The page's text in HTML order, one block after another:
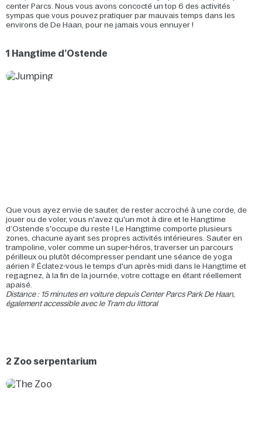
center Parcs. Nous vous avons concocté un top 6 des activités
sympas que vous pouvez pratiquer par mauvais temps dans les
environs de De Haan, pour ne jamais vous ennuyer !
1 Hangtime d’Ostende
Que vous ayez envie de sauter, de rester accroché à une corde, de
jouer ou de voler, vous n'avez qu'un mot à dire et le Hangtime
d’Ostende s'occupe du reste ! Le Hangtime comporte plusieurs
zones, chacune ayant ses propres activités intérieures. Sauter en
trampoline, voler comme un super-héros, traverser un parcours
périlleux ou plutôt décompresser pendant une séance de yoga
aérien ? Éclatez-vous le temps d'un après-midi dans le Hangtime et
regagnez, à la fin de la journée, votre cottage en étant réellement
apaisé.
Distance : 15 minutes en voiture depuis Center Parcs Park De Haan,
également accessible avec le Tram du littoral
2 Zoo serpentarium